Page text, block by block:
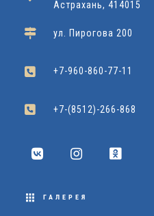
1
2
Grasaro
Подробнее
Grasaro
Подробнее
Kerranova
2
0
A
2
x
0
Астрахань, 414015
ул. Пирогова 200
+7-960-860-77-11
+7-(8512)-266-868
ГАЛЕРЕЯ